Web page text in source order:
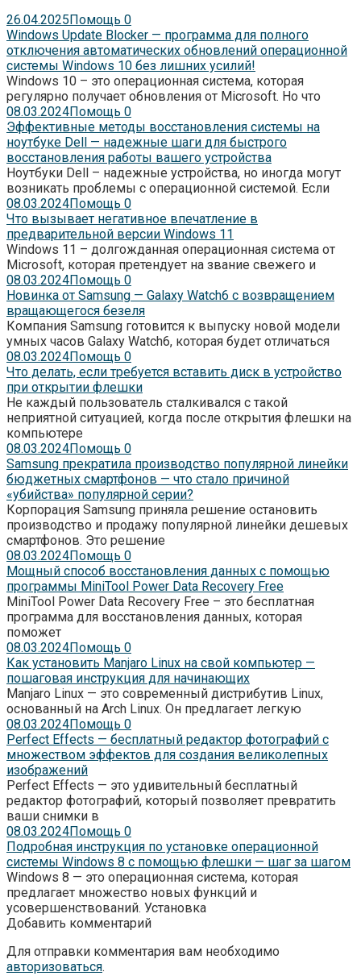
26.04.2025 Помощь 0
Windows Update Blocker — программа для полного
отключения автоматических обновлений операционной
системы Windows 10 без лишних усилий!
Windows 10 – это операционная система, которая
регулярно получает обновления от Microsoft. Но что
08.03.2024Помощь 0
Эффективные методы восстановления системы на
ноутбуке Dell — надежные шаги для быстрого
восстановления работы вашего устройства
Ноутбуки Dell – надежные устройства, но иногда могут
возникать проблемы с операционной системой. Если
08.03.2024Помощь 0
Что вызывает негативное впечатление в
предварительной версии Windows 11
Windows 11 – долгожданная операционная система от
Microsoft, которая претендует на звание свежего и
08.03.2024Помощь 0
Новинка от Samsung — Galaxy Watch6 с возвращением
вращающегося безеля
Компания Samsung готовится к выпуску новой модели
умных часов Galaxy Watch6, которая будет отличаться
08.03.2024Помощь 0
Что делать, если требуется вставить диск в устройство
при открытии флешки
Не каждый пользователь сталкивался с такой
неприятной ситуацией, когда после открытия флешки на
компьютере
08.03.2024Помощь 0
Samsung прекратила производство популярной линейки
бюджетных смартфонов — что стало причиной
«убийства» популярной серии?
Корпорация Samsung приняла решение остановить
производство и продажу популярной линейки дешевых
смартфонов. Это решение
08.03.2024Помощь 0
Мощный способ восстановления данных с помощью
программы MiniTool Power Data Recovery Free
MiniTool Power Data Recovery Free – это бесплатная
программа для восстановления данных, которая
поможет
08.03.2024Помощь 0
Как установить Manjaro Linux на свой компьютер —
пошаговая инструкция для начинающих
Manjaro Linux — это современный дистрибутив Linux,
основанный на Arch Linux. Он предлагает легкую
08.03.2024Помощь 0
Perfect Effects — бесплатный редактор фотографий с
множеством эффектов для создания великолепных
изображений
Perfect Effects — это удивительный бесплатный
редактор фотографий, который позволяет превратить
ваши снимки в
08.03.2024Помощь 0
Подробная инструкция по установке операционной
системы Windows 8 с помощью флешки — шаг за шагом
Windows 8 — это операционная система, которая
предлагает множество новых функций и
усовершенствований. Установка
Добавить комментарий
Для отправки комментария вам необходимо
авторизоваться.